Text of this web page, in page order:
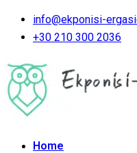
info@ekponisi-
+30 210 300 2036
Home